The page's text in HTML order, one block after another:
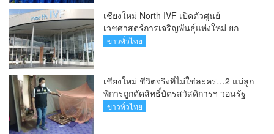
เชียงใหม่ North IVF เปิดตัวศูนย์
เวชศาสตร์การเจริญพันธุ์แห่งใหม่ ยก
ระดับเชียงใหม่สู่ ศูนย์กลางการรักษาผู้มี
ข่าวทั่วไทย
เชียงใหม่ ชีวิตจริงที่ไม่ใช่ละคร…2 แม่ลูก
พิการถูกตัดสิทธิ์บัตรสวัสดิการฯ วอนรัฐ
ทบทวนเกณฑ์ช่วยคนจน(คลิป)
ข่าวทั่วไทย